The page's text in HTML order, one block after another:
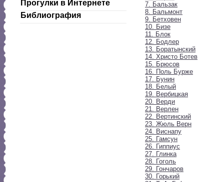
Прогулки в Интернете
Библиография
7. Бальзак
8. Бальмонт
9. Бетховен
10. Бизе
11. Блок
12. Бодлер
13. Боратынский
14. Христо Ботев
15. Брюсов
16. Поль Бурже
17. Бунин
18. Белый
19. Вербицкая
20. Верди
21. Верлен
22. Вертинский
23. Жюль Верн
24. Виснапу
25. Гамсун
26. Гиппиус
27. Глинка
28. Гоголь
29. Гончаров
30. Горький